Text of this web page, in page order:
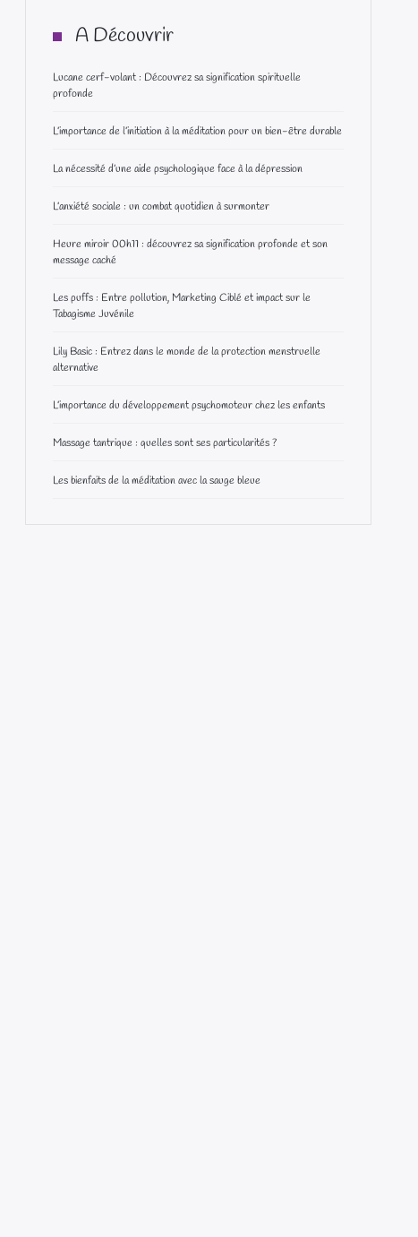
A Découvrir
Lucane cerf-volant : Découvrez sa signification spirituelle
profonde
L’importance de l’initiation à la méditation pour un bien-être durable
La nécessité d’une aide psychologique face à la dépression
L’anxiété sociale : un combat quotidien à surmonter
Heure miroir 00h11 : découvrez sa signification profonde et son
message caché
Les puffs : Entre pollution, Marketing Ciblé et impact sur le
Tabagisme Juvénile
Lily Basic : Entrez dans le monde de la protection menstruelle
alternative
L’importance du développement psychomoteur chez les enfants
Massage tantrique : quelles sont ses particularités ?
Les bienfaits de la méditation avec la sauge bleue